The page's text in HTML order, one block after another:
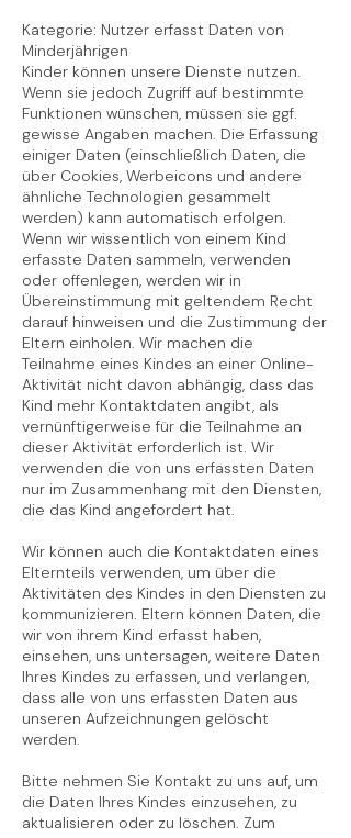
Kategorie: Nutzer erfasst Daten von
Minderjährigen
Kinder können unsere Dienste nutzen.
Wenn sie jedoch Zugriff auf bestimmte
Funktionen wünschen, müssen sie ggf.
gewisse Angaben machen. Die Erfassung
einiger Daten (einschließlich Daten, die
über Cookies, Werbeicons und andere
ähnliche Technologien gesammelt
werden) kann automatisch erfolgen.
Wenn wir wissentlich von einem Kind
erfasste Daten sammeln, verwenden
oder offenlegen, werden wir in
Übereinstimmung mit geltendem Recht
darauf hinweisen und die Zustimmung der
Eltern einholen. Wir machen die
Teilnahme eines Kindes an einer Online-
Aktivität nicht davon abhängig, dass das
Kind mehr Kontaktdaten angibt, als
vernünftigerweise für die Teilnahme an
dieser Aktivität erforderlich ist. Wir
verwenden die von uns erfassten Daten
nur im Zusammenhang mit den Diensten,
die das Kind angefordert hat.
Wir können auch die Kontaktdaten eines
Elternteils verwenden, um über die
Aktivitäten des Kindes in den Diensten zu
kommunizieren. Eltern können Daten, die
wir von ihrem Kind erfasst haben,
einsehen, uns untersagen, weitere Daten
Ihres Kindes zu erfassen, und verlangen,
dass alle von uns erfassten Daten aus
unseren Aufzeichnungen gelöscht
werden.
Bitte nehmen Sie Kontakt zu uns auf, um
die Daten Ihres Kindes einzusehen, zu
aktualisieren oder zu löschen. Zum